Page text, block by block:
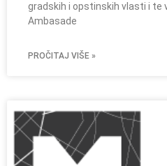
gradskih i opstinskih vlasti i te
Ambasade
PROČITAJ VIŠE »